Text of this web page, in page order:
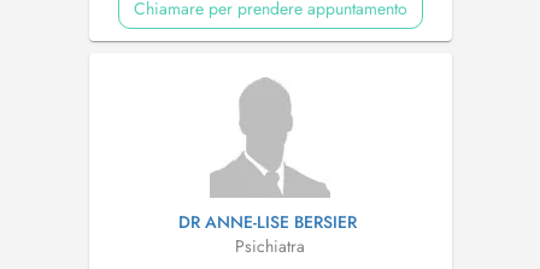
Chiamare per prendere appuntamento
DR ANNE-LISE BERSIER
Psichiatra